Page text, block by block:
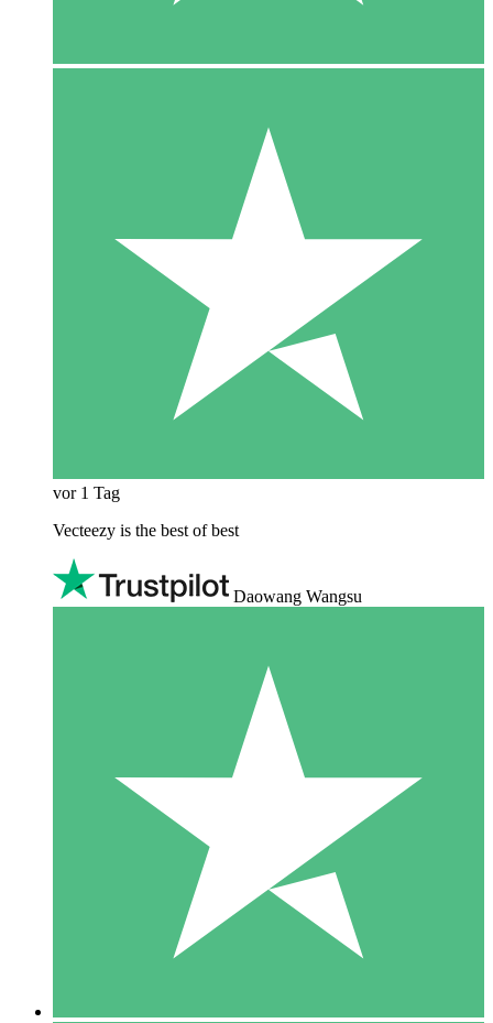
vor 1 Tag
Vecteezy is the best of best
Daowang Wangsu